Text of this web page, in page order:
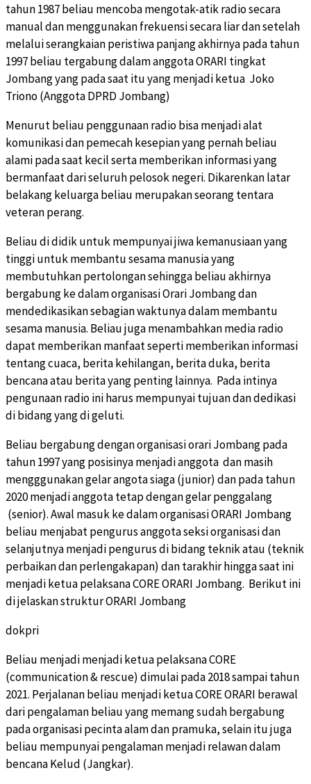
tahun 1987 beliau mencoba mengotak-atik radio secara
manual dan menggunakan frekuensi secara liar dan setelah
melalui serangkaian peristiwa panjang akhirnya pada tahun
1997 beliau tergabung dalam anggota ORARI tingkat
Jombang yang pada saat itu yang menjadi ketua Joko
Triono (Anggota DPRD Jombang)
Menurut beliau penggunaan radio bisa menjadi alat
komunikasi dan pemecah kesepian yang pernah beliau
alami pada saat kecil serta memberikan informasi yang
bermanfaat dari seluruh pelosok negeri. Dikarenkan latar
belakang keluarga beliau merupakan seorang tentara
veteran perang.
Beliau di didik untuk mempunyai jiwa kemanusiaan yang
tinggi untuk membantu sesama manusia yang
membutuhkan pertolongan sehingga beliau akhirnya
bergabung ke dalam organisasi Orari Jombang dan
mendedikasikan sebagian waktunya dalam membantu
sesama manusia. Beliau juga menambahkan media radio
dapat memberikan manfaat seperti memberikan informasi
tentang cuaca, berita kehilangan, berita duka, berita
bencana atau berita yang penting lainnya. Pada intinya
pengunaan radio ini harus mempunyai tujuan dan dedikasi
di bidang yang di geluti.
Beliau bergabung dengan organisasi orari Jombang pada
tahun 1997 yang posisinya menjadi anggota dan masih
mengggunakan gelar angota siaga (junior) dan pada tahun
2020 menjadi anggota tetap dengan gelar penggalang
(senior). Awal masuk ke dalam organisasi ORARI Jombang
beliau menjabat pengurus anggota seksi organisasi dan
selanjutnya menjadi pengurus di bidang teknik atau (teknik
perbaikan dan perlengakapan) dan tarakhir hingga saat ini
menjadi ketua pelaksana CORE ORARI Jombang. Berikut ini
di jelaskan struktur ORARI Jombang
dokpri
Beliau menjadi menjadi ketua pelaksana CORE
(communication & rescue) dimulai pada 2018 sampai tahun
2021. Perjalanan beliau menjadi ketua CORE ORARI berawal
dari pengalaman beliau yang memang sudah bergabung
pada organisasi pecinta alam dan pramuka, selain itu juga
beliau mempunyai pengalaman menjadi relawan dalam
bencana Kelud (Jangkar).